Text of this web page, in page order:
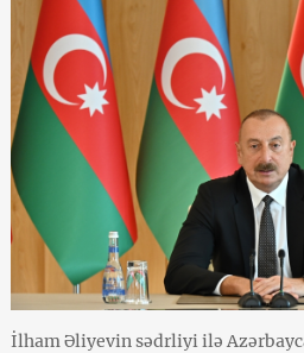
İlham Əliyevin sədrliyi ilə